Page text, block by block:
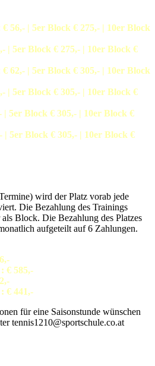
€ 56,- | 5er Block € 275,- | 10er Block
| 5er Block € 275,- | 10er Block €
€ 62,- | 5er Block € 305,- | 10er Block
| 5er Block € 305,- | 10er Block €
| 5er Block € 305,- | 10er Block €
| 5er Block € 305,- | 10er Block €
wird der Platz vorab jede
Die Bezahlung des Trainings
Block. Die Bezahlung des Platzes
aufgeteilt auf 6 Zahlungen.
: € 585,-
: € 441,-
für eine Saisonstunde wünschen
tennis1210@sportschule.co.at